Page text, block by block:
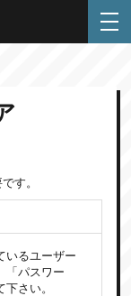
す。
いるユーザー
「パスワー
さい。